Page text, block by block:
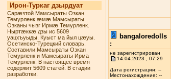
Ирон-Туркаг дзырдуат
Сарæзтой Мамсыраты Озкан
Темурленк æмæ Мамсыраты
Озканы чызг Ирмæ Темурленк.
Ныртæккæ дзы ис 5609
уацхъуыды. Куыст ма йыл цæуы.
Осетинско-Турецкий словарь.
Составили Мамсыраты Озкан
Темурленк и Мамсыраты Ирма
Темурленк. В настоящее время
содержит 5609 статей. В стадии
разработки.
bangaloredolls
:
не зарегистрирован
14.04.2023 , 07:29
Дата регистрации: --
Местонахождение: --